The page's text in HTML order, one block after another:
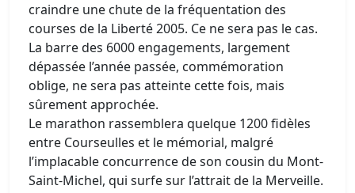
craindre une chute de la fréquentation des
courses de la Liberté 2005. Ce ne sera pas le cas.
La barre des 6000 engagements, largement
dépassée l’année passée, commémoration
oblige, ne sera pas atteinte cette fois, mais
sûrement approchée.
Le marathon rassemblera quelque 1200 fidèles
entre Courseulles et le mémorial, malgré
l’implacable concurrence de son cousin du Mont-
Saint-Michel, qui surfe sur l’attrait de la Merveille.